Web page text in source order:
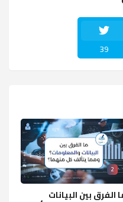
39
2
الفرق بين البيانات